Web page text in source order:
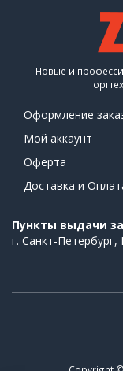
Новые и
Оформление
Мой аккаунт
Оферта
Доставка и
Пункты выдачи
г. Санкт-